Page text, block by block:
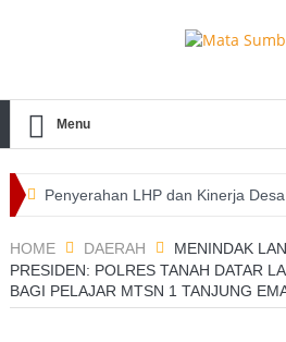
Menu
Penyerahan LHP dan Kinerja
Inspektorat Mentawai Serahkan
HOME DAERAH
MENINDAK
PRESIDEN: POLRES TANAH DATAR
BAGI PELAJAR MTSN 1 TANJUNG